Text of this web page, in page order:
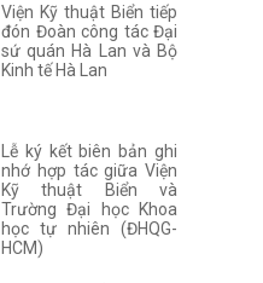
Viện Kỹ thuật Biển tiếp
đón Đoàn công tác Đại
sứ quán Hà Lan và Bộ
Kinh tế Hà Lan
Lễ ký kết biên bản ghi
nhớ hợp tác giữa Viện
Kỹ thuật Biển và
Trường Đại học Khoa
học tự nhiên (ĐHQG-
HCM)